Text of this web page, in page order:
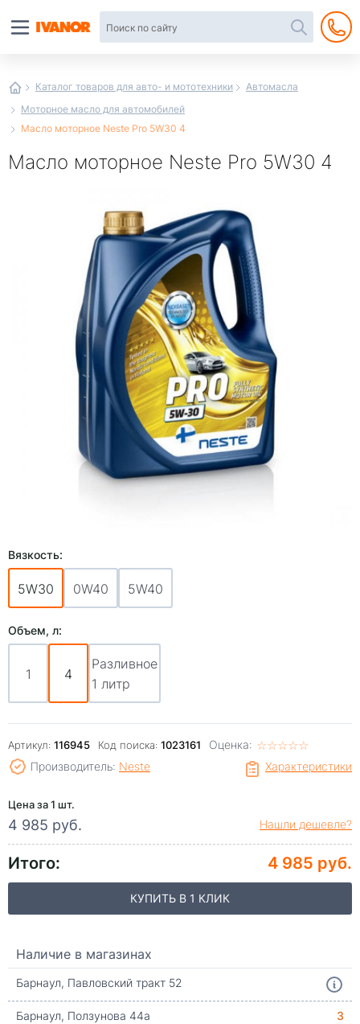
Каталог товаров для авто- и мототехники
Автомасла
Моторное масло для автомобилей
Масло моторное Neste Pro 5W30 4
Масло моторное Neste Pro 5W30 4
Вязкость:
5W30 0W40 5W40
Объем, л:
1 4
Разливное
1 литр
Артикул: 116945 Код поиска: 1023161 Оценка: ☆☆☆☆☆
★★★★★
Характеристики
Производитель: Neste
Цена за 1 шт.
4 985 руб. Нашли дешевле?
Итого: 4 985 руб.
КУПИТЬ В 1 КЛИК
Наличие в магазинах
Барнаул, Павловский тракт 52
Барнаул, Ползунова 44а
3
интернет-